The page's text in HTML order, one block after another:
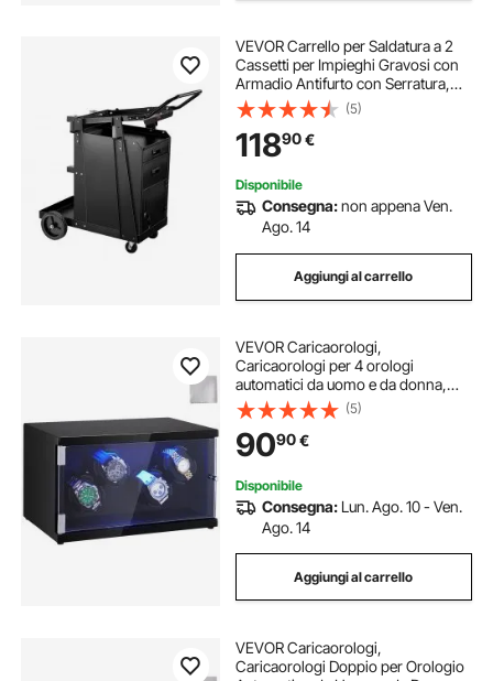
VEVOR Carrello per Saldatura a 2
Cassetti per Impieghi Gravosi con
Armadio Antifurto con Serratura,
Carrello per Saldatrice, Capacità
Peso Statico 158,75 kg Ruote
Girevoli 360° per Saldatrice MIG
TIG
(5)
11890€
Disponibile
Consegna:non appena Ven.
Ago. 14
Aggiungi al carrello
VEVOR Caricaorologi,
Caricaorologi per 4 orologi
automatici da uomo e da donna,
con 2 motori giapponesi super
silenziosi, luce LED blu e adattatore,
guscio ad alta densità e PU nero
(5)
9090€
Disponibile
Consegna: Lun. Ago. 10 - Ven.
Ago. 14
Aggiungi al carrello
VEVOR Caricaorologi,
Caricaorologi Doppio per Orologio